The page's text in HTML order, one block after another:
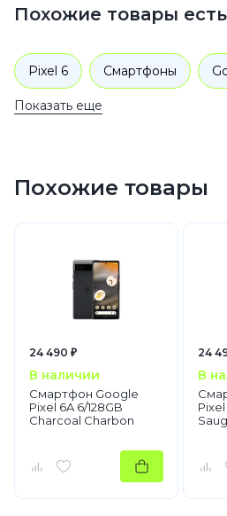
Похожие товары
Pixel 6 Смартфоны
Показать еще
Похожие товары
24 490 ₽
В наличии
Смартфон Google
Pixel 6A 6/128GB
Charcoal Charbon
24
В